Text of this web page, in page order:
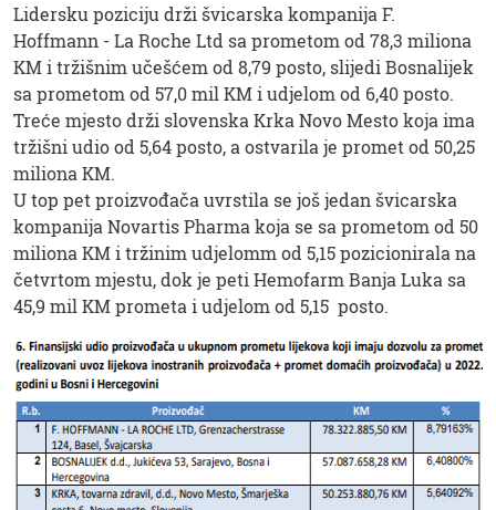
Lidersku poziciju drži švicarska kompanija F.
Hoffmann - La Roche Ltd sa prometom od 78,3 miliona
KM i tržišnim učešćem od 8,79 posto, slijedi Bosnalijek
sa prometom od 57,0 mil KM i udjelom od 6,40 posto.
Treće mjesto drži slovenska Krka Novo Mesto koja ima
tržišni udio od 5,64 posto, a ostvarila je promet od 50,25
miliona KM.
U top pet proizvođača uvrstila se još jedan švicarska
kompanija Novartis Pharma koja se sa prometom od 50
miliona KM i tržinim udjelomm od 5,15 pozicionirala na
četvrtom mjestu, dok je peti Hemofarm Banja Luka sa
45,9 mil KM prometa i udjelom od 5,15 posto.